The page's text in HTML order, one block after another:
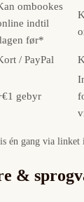
ombookes
indtil
før*
/ PayPal
gebyr
én gang via linket
&